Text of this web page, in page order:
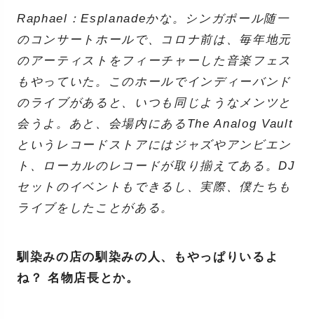
Raphael：Esplanadeかな。シンガポール随一
のコンサートホールで、コロナ前は、毎年地元
のアーティストをフィーチャーした音楽フェス
もやっていた。このホールでインディーバンド
のライブがあると、いつも同じようなメンツと
会うよ。あと、会場内にあるThe Analog Vault
というレコードストアにはジャズやアンビエン
ト、ローカルのレコードが取り揃えてある。DJ
セットのイベントもできるし、実際、僕たちも
ライブをしたことがある。
馴染みの店の馴染みの人、もやっぱりいるよ
ね？ 名物店長とか。